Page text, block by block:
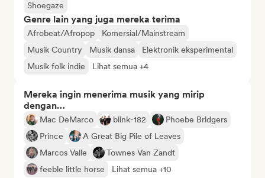
Shoegaze
Genre lain yang juga mereka terima
Afrobeat/Afropop
Komersial/Mainstream
Musik Country
Musik dansa
Elektronik eksperimental
Musik folk indie
Lihat semua +4
Mereka ingin menerima musik yang mirip
dengan…
Mac DeMarco blink-182
Phoebe Bridgers
Prince
A Great Big Pile of Leaves
Marcos Valle
Townes Van Zandt
feeble little horse
Lihat semua +10